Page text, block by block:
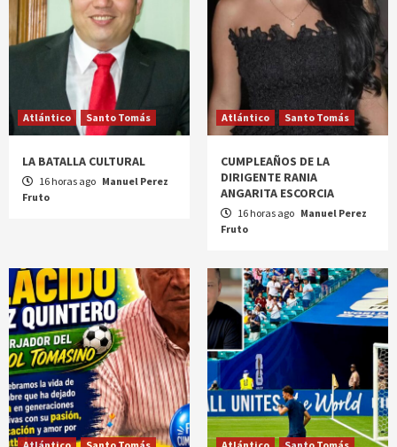
Atlántico Santo Tomás
LA BATALLA CULTURAL
16 horas ago Manuel Perez
Fruto
Atlántico Santo Tomás
CUMPLEAÑOS DE LA
DIRIGENTE RANIA
ANGARITA ESCORCIA
16 horas ago Manuel Perez
Fruto